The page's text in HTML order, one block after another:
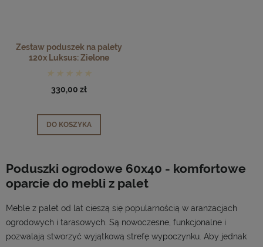
Zestaw poduszek na palety
120x Luksus: Zielone
330,00 zł
DO KOSZYKA
Poduszki ogrodowe 60x40 - komfortowe
oparcie do mebli z palet
Meble z palet od lat cieszą się popularnością w aranżacjach
ogrodowych i tarasowych. Są nowoczesne, funkcjonalne i
pozwalają stworzyć wyjątkową strefę wypoczynku. Aby jednak